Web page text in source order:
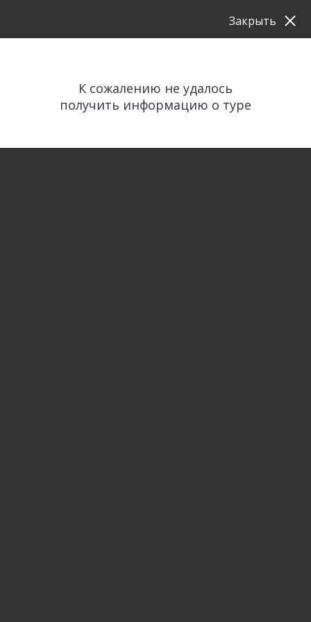
К сожалению не удалось
получить информацию о туре
Закрыть